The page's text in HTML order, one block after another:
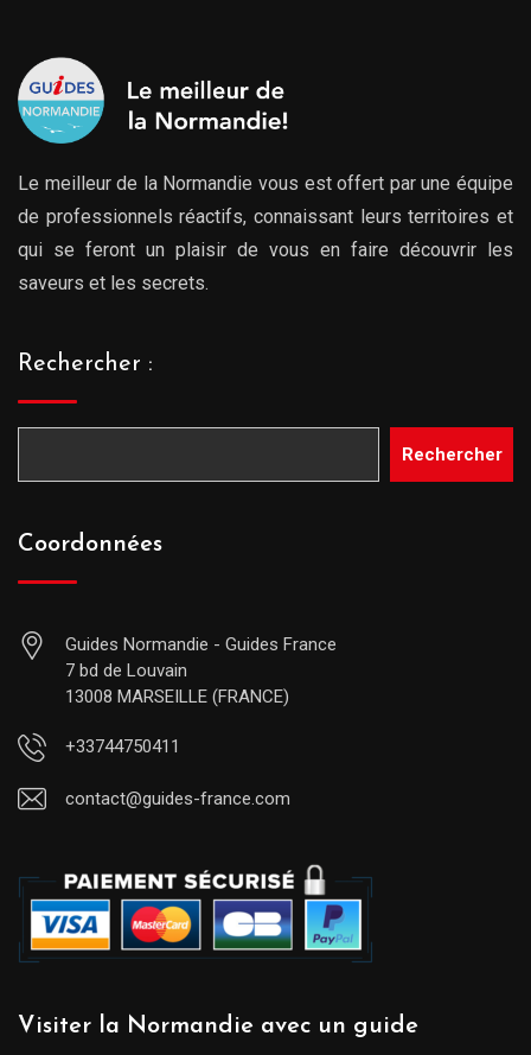
Le meilleur de la Normandie vous est offert par une équipe
de professionnels réactifs, connaissant leurs territoires et
qui se feront un plaisir de vous en faire découvrir les
saveurs et les secrets.
Rechercher :
Rechercher
Coordonnées
Guides Normandie - Guides France
7 bd de Louvain
13008 MARSEILLE (FRANCE)
+33744750411
contact@guides-france.com
Visiter la Normandie avec un guide